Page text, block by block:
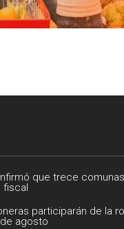
que trece
participarán de la
agosto